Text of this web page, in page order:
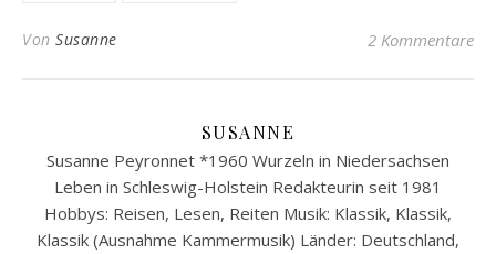
Von Susanne 2 Kommentare
SUSANNE
Susanne Peyronnet *1960 Wurzeln in Niedersachsen
Leben in Schleswig-Holstein Redakteurin seit 1981
Hobbys: Reisen, Lesen, Reiten Musik: Klassik, Klassik,
Klassik (Ausnahme Kammermusik) Länder: Deutschland,